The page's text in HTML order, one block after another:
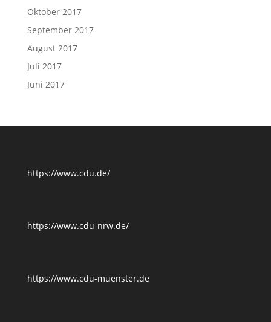
Oktober 2017
September 2017
August 2017
Juli 2017
Juni 2017
https://www.cdu.de/
https://www.cdu-nrw.de/
https://www.cdu-muenster.de